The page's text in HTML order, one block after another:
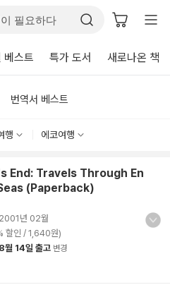
베스트 특가 도서 새로나온 책
번역서 베스트
행 에코여행
End: Travels Through En
(Paperback)
2001년 02월
할인 / 1,640원)
8월 14일 출고 변경